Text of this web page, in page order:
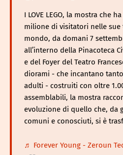
I LOVE LEGO, la mostra che
milione di visitatori nelle
mondo, da domani 7
all’interno della Pinacoteca
e del Foyer del Teatro
diorami - che incantano
adulti - costruiti con oltre
assemblabili, la mostra
evoluzione di quello che, da
comuni e conosciuti, si è
♬ Forever Young - Zeroun